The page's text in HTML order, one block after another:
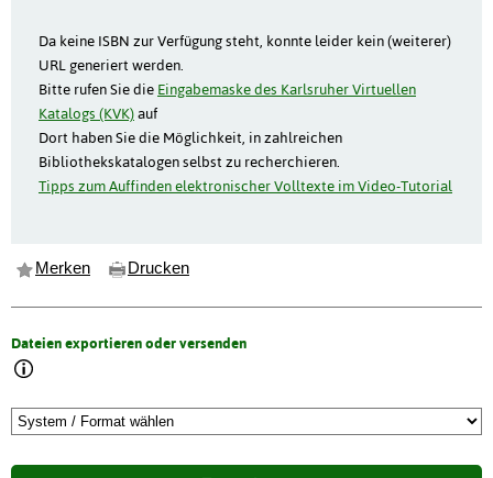
Da keine ISBN zur Verfügung steht, konnte leider kein (weiterer)
URL generiert werden.
Bitte rufen Sie die Eingabemaske des Karlsruher Virtuellen
Katalogs (KVK)auf
Dort haben Sie die Möglichkeit, in zahlreichen
Bibliothekskatalogen selbst zu recherchieren.
Tipps zum Auffinden elektronischer Volltexte im Video-Tutorial
Merken Drucken
Dateien exportieren oder versenden